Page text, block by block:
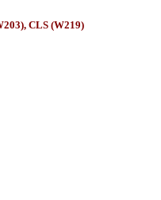
CLS (W219)